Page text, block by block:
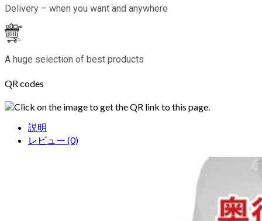
Delivery – when you want and anywhere
A huge selection of best products
QR codes
Click on the image to get the QR link to this page.
説明
レビュー (0)